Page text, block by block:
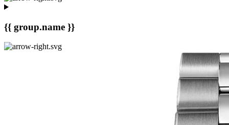
{{ group.name }}